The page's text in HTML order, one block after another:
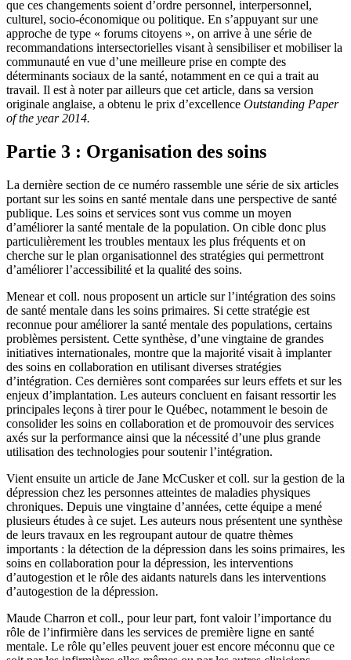
que ces changements soient d’ordre personnel, interpersonnel,
culturel, socio-économique ou politique. En s’appuyant sur une
approche de type « forums citoyens », on arrive à une série de
recommandations intersectorielles visant à sensibiliser et mobiliser la
communauté en vue d’une meilleure prise en compte des
déterminants sociaux de la santé, notamment en ce qui a trait au
travail. Il est à noter par ailleurs que cet article, dans sa version
originale anglaise, a obtenu le prix d’excellence Outstanding Paper
of the year 2014.
Partie 3 : Organisation des soins
La dernière section de ce numéro rassemble une série de six articles
portant sur les soins en santé mentale dans une perspective de santé
publique. Les soins et services sont vus comme un moyen
d’améliorer la santé mentale de la population. On cible donc plus
particulièrement les troubles mentaux les plus fréquents et on
cherche sur le plan organisationnel des stratégies qui permettront
d’améliorer l’accessibilité et la qualité des soins.
Menear et coll. nous proposent un article sur l’intégration des soins
de santé mentale dans les soins primaires. Si cette stratégie est
reconnue pour améliorer la santé mentale des populations, certains
problèmes persistent. Cette synthèse, d’une vingtaine de grandes
initiatives internationales, montre que la majorité visait à implanter
des soins en collaboration en utilisant diverses stratégies
d’intégration. Ces dernières sont comparées sur leurs effets et sur les
enjeux d’implantation. Les auteurs concluent en faisant ressortir les
principales leçons à tirer pour le Québec, notamment le besoin de
consolider les soins en collaboration et de promouvoir des services
axés sur la performance ainsi que la nécessité d’une plus grande
utilisation des technologies pour soutenir l’intégration.
Vient ensuite un article de Jane McCusker et coll. sur la gestion de la
dépression chez les personnes atteintes de maladies physiques
chroniques. Depuis une vingtaine d’années, cette équipe a mené
plusieurs études à ce sujet. Les auteurs nous présentent une synthèse
de leurs travaux en les regroupant autour de quatre thèmes
importants : la détection de la dépression dans les soins primaires, les
soins en collaboration pour la dépression, les interventions
d’autogestion et le rôle des aidants naturels dans les interventions
d’autogestion de la dépression.
Maude Charron et coll., pour leur part, font valoir l’importance du
rôle de l’infirmière dans les services de première ligne en santé
mentale. Le rôle qu’elles peuvent jouer est encore méconnu que ce